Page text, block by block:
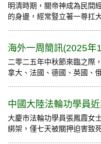
明清時期，關帝神成為民間
的身邊，經常豎立著一尊扛
海外一周簡訊(2025年
二零二五年中秋節來臨之際
拿大、法國、德國、英國、
中國大陸法輪功學員
大慶市法輪功學員張鳳霞女
綁架，僅七天被關押迫害致